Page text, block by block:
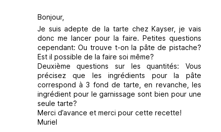
Bonjour,
Je suis adepte de la tarte chez Kayser, je vais
donc me lancer pour la faire. Petites questions
cependant: Ou trouve t-on la pâte de pistache?
Est il possible de la faire soi même?
Deuxième questions sur les quantités: Vous
précisez que les ingrédients pour la pâte
correspond à 3 fond de tarte, en revanche, les
ingrédient pour le garnissage sont bien pour une
seule tarte?
Merci d’avance et merci pour cette recette!
Muriel